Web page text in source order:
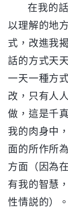
在我的
以理解的地
式，改進我
話的方式天
一天一種方
改，只有人
做，這是千
我的肉身中
面的所作所
方面（因為
有我的智慧
性情説的）